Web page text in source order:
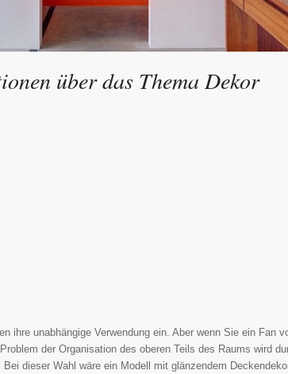
über das Thema Dekor
ihre unabhängige Verwendung ein. Aber wenn Sie ein Fan
der Organisation des oberen Teils des Raums wird
dieser Wahl wäre ein Modell mit glänzendem